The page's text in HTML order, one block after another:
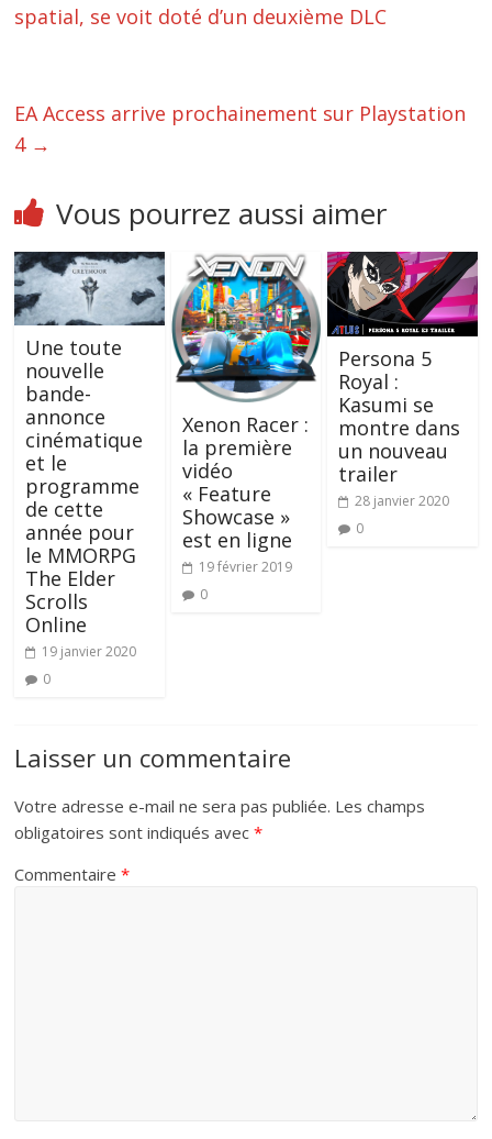
spatial, se voit doté d’un deuxième DLC
EA Access arrive prochainement sur Playstation
4 →
Vous pourrez aussi aimer
Une toute
nouvelle
bande-
annonce
cinématique
et le
programme
de cette
année pour
le MMORPG
The Elder
Scrolls
Online
19 janvier 2020
0
Xenon Racer :
la première
vidéo
« Feature
Showcase »
est en ligne
19 février 2019
0
Persona 5
Royal :
Kasumi se
montre dans
un nouveau
trailer
28 janvier 2020
0
Laisser un commentaire
Votre adresse e-mail ne sera pas publiée. Les champs
obligatoires sont indiqués avec*
Commentaire*